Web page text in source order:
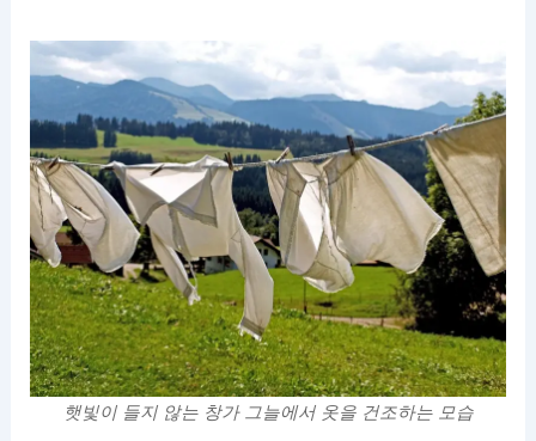
햇빛이 들지 않는 창가 그늘에서 옷을 건조하는 모습